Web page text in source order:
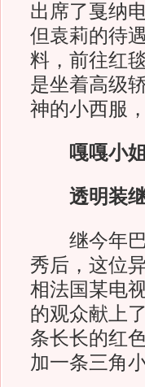
出席了戛纳
但袁莉的待
料，前往红
是坐着高级
神的小西服
嘎嘎小
透明装继
继今年巴
秀后，这位
相法国某电
的观众献上
条长长的红
加一条三角